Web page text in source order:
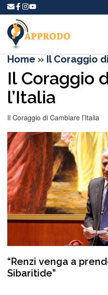
Home » Il Coraggio
Il Coraggio
l’Italia
Il Coraggio di Cambiare l’Italia
“Renzi venga a
Sibaritide”